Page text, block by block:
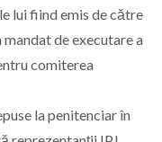
lui fiind emis de către
de executare a
comiterea
la penitenciar în